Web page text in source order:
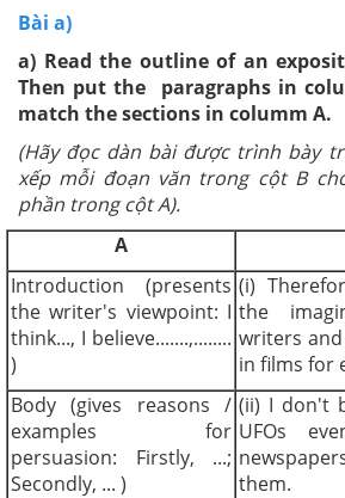
Bài a)
a) Read the outline of an
Then put the paragraphs in
match the sections in columm A.
(Hãy đọc dàn bài được trình bày
xếp mỗi đoạn văn trong cột B
phần trong cột A).
A
Introduction (presents
the writer's viewpoint: I
think..., I believe.......,........
)
(i)
the
writers
in films for
Body (gives reasons /
examples for
persuasion: Firstly, ...;
Secondly, ... )
(ii) I don't
UFOs
them.